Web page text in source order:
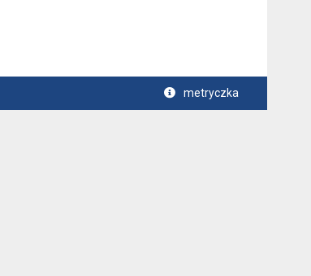
metryczka